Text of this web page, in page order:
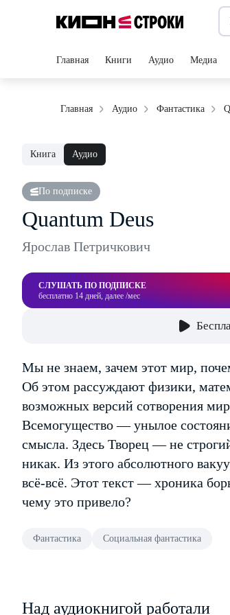
Главная Книги Аудио Медиа
Главная Аудио Фантастика
Книга Аудио
По подписке
Quantum Deus
Ярослав Петричкович
СЛУШАТЬ ПО ПОДПИСКЕ
бесплатно 14 дней, далее /мес
Мы не знаем, зачем этот мир,
Об этом рассуждают физики,
возможных версий сотворения
Всемогущество — унылое
смысла. Здесь Творец — не
никак. Из этого абсолютного
всё-всё. Этот текст — хроника
чему это привело?
Фантастика Социальная фантастика
Над аудиокнигой работали